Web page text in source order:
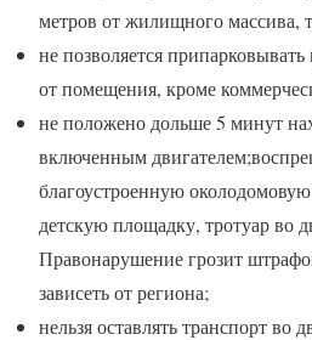
метров от жилищного массива,
не позволяется
от помещения, кроме
не положено дольше 5 минут
включенным
благоустроенную
детскую площадку, тротуар во
Правонарушение грозит
зависеть от региона;
нельзя оставлять транспорт во